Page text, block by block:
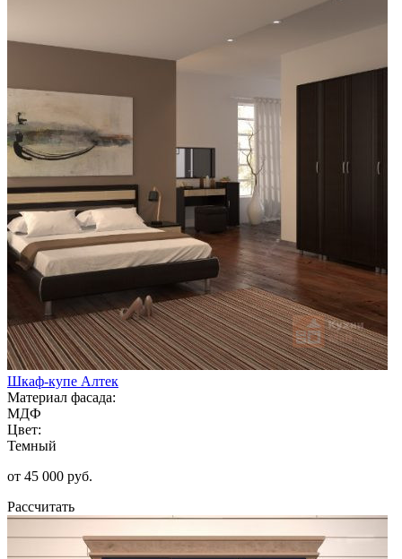
Шкаф-купе Алтек
Материал фасада:
МДФ
Цвет:
Темный
от 45 000 руб.
Рассчитать